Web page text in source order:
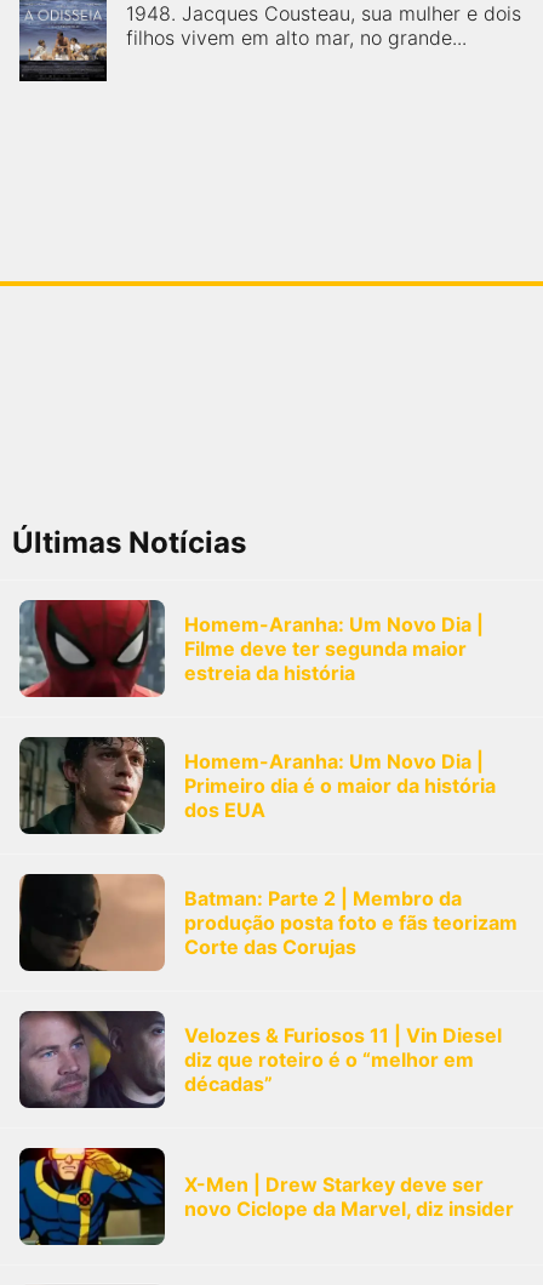
1948. Jacques Cousteau, sua mulher e dois
filhos vivem em alto mar, no grande...
Últimas Notícias
Homem-Aranha: Um Novo Dia |
Filme deve ter segunda maior
estreia da história
Homem-Aranha: Um Novo Dia |
Primeiro dia é o maior da história
dos EUA
Batman: Parte 2 | Membro da
produção posta foto e fãs teorizam
Corte das Corujas
Velozes & Furiosos 11 | Vin Diesel
diz que roteiro é o “melhor em
décadas”
X-Men | Drew Starkey deve ser
novo Ciclope da Marvel, diz insider